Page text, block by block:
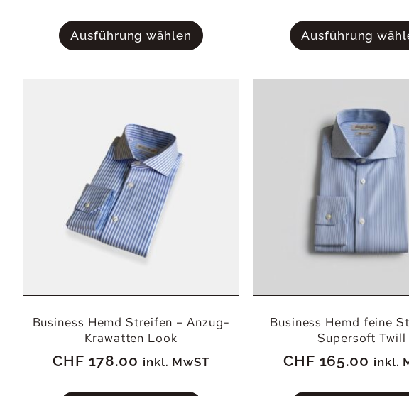
Ausführung wählen Ausführung
Business Hemd Streifen – Anzug-
Krawatten Look
CHF 178.00 inkl. MwST
Business Hemd feine
Supersoft Twill
CHF 165.00 inkl.